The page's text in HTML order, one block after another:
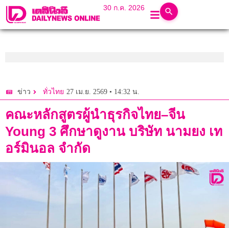
30 ก.ค. 2026
ข่าว ทั่วไทย 27 เม.ย. 2569 • 14:32 น.
คณะหลักสูตรผู้นำธุรกิจไทย–จีน
Young 3 ศึกษาดูงาน บริษัท นามยง เท
อร์มินอล จำกัด